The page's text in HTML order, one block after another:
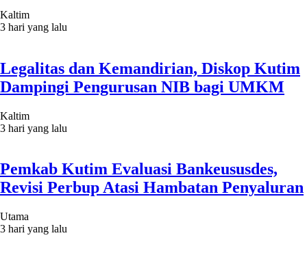
Kaltim
3 hari yang lalu
Legalitas dan Kemandirian, Diskop Kutim
Dampingi Pengurusan NIB bagi UMKM
Kaltim
3 hari yang lalu
Pemkab Kutim Evaluasi Bankeususdes,
Revisi Perbup Atasi Hambatan Penyaluran
Utama
3 hari yang lalu